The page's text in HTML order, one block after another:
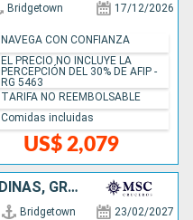
Bridgetown 17/12/2026
US$ 2,079
NAVEGA CON CONFIANZA
EL PRECIO NO INCLUYE LA
PERCEPCIÓN DEL 30% DE AFIP -
RG 5463
TARIFA NO REEMBOLSABLE
Comidas incluidas
SAN VINCENT Y LAS GRANADINAS, GRENADA, ANTIGUA Y BARBUDA, SAN MARTÍN, DOMINICA, SANTA LUCIA, BARBADOS
Bridgetown 23/02/2027